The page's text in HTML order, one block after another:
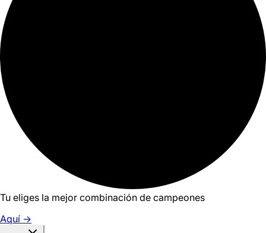
Tu eliges la mejor combinación de campeones
Aquí →